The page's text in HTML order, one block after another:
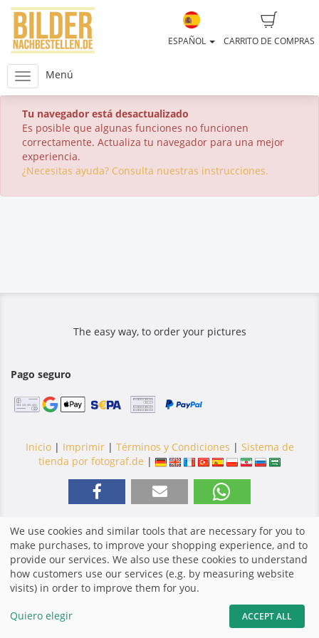
CARRITO DE COMPRAS
ESPAÑOL
Menú
Tu navegador está desactualizado
Es posible que algunas funciones no funcionen
correctamente. Actualiza tu navegador para una mejor
experiencia.
¿Necesitas ayuda? Consulta nuestras instrucciones.
The easy way, to order your pictures
Pago seguro
Inicio| Imprimir| Términos y Condiciones | Sistema de
tienda por fotograf.de |
We use cookies and similar tools that are necessary for you to
make purchases, to improve your shopping experience, and to
provide our services. We also use these cookies to understand
how customers use our services (e.g. by measuring website
visits) in order to improve them for you.
Quiero elegir ACCEPT ALL